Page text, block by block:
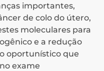
importantes,
de colo do útero,
moleculares para
e a redução
oportunístico que
exame